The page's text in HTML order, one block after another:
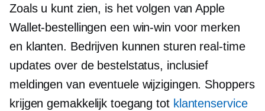
Zoals u kunt zien, is het volgen van Apple
Wallet-bestellingen een win-win voor merken
en klanten. Bedrijven kunnen sturen real-time
updates over de bestelstatus, inclusief
meldingen van eventuele wijzigingen. Shoppers
krijgen gemakkelijk toegang tot klantenservice